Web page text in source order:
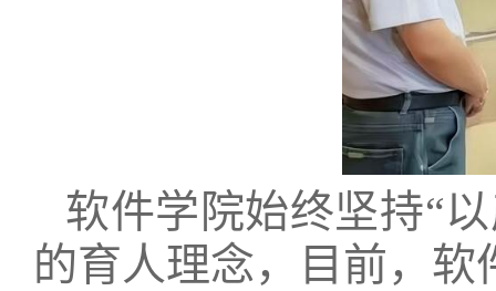
软件学院始终坚持“
的育人理念，目前，